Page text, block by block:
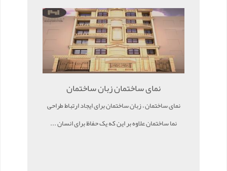
نمای ساختمان زبان ساختمان
نمای ساختمان ، زبان ساختمان برای ایجاد ارتباط طراحی
نما ساختمان علاوه بر این که یک حفاظ برای انسان ...